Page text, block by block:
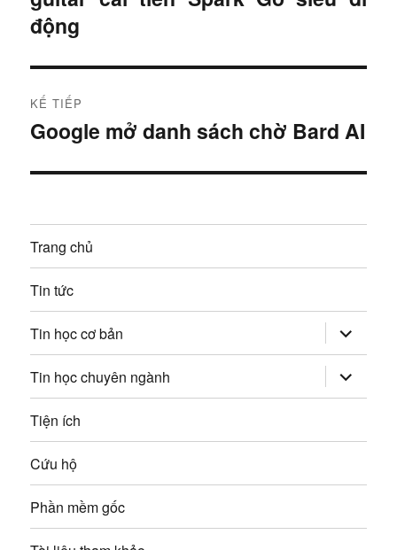
u
h
ư
g
b
à
i
v
i
ế
t
i
r
c
:
động
KẾ TIẾP
B
i
i
ế
Google mở danh sách chờ Bard AI
Trang chủ
Tin tức
Tin học cơ bản mở
rộng
trình
đơn
con
Tin học chuyên ngành mở
rộng
trình
Tiện ích
Cứu hộ
Phần mềm gốc